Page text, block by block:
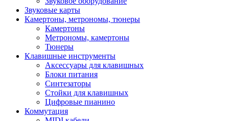
Звуковые карты
Камертоны, метрономы, тюнеры
Камертоны
Метрономы, камертоны
Тюнеры
Клавишные инструменты
Аксессуары для клавишных
Блоки питания
Синтезаторы
Стойки для клавишных
Цифровые пианино
Коммутация